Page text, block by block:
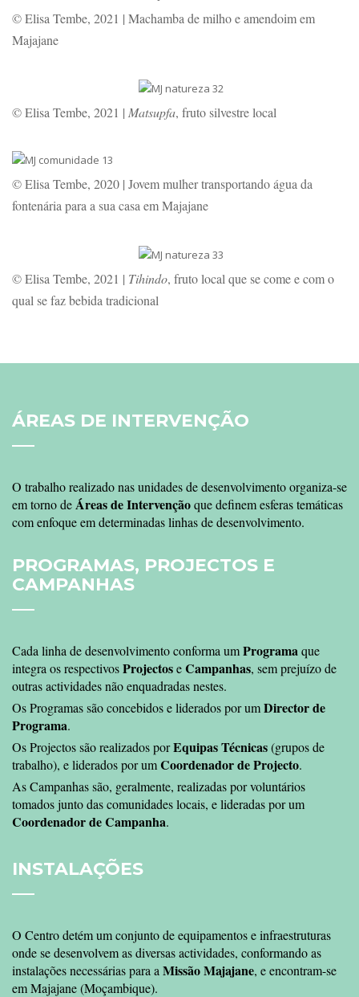
© Elisa Tembe, 2021 | Machamba de milho e amendoim em
Majajane
© Elisa Tembe, 2021 | Matsupfa, fruto silvestre local
© Elisa Tembe, 2020 | Jovem mulher transportando água da
fontenária para a sua casa em Majajane
© Elisa Tembe, 2021 | Tihindo, fruto local que se come e com o
qual se faz bebida tradicional
ÁREAS DE INTERVENÇÃO
O trabalho realizado nas unidades de desenvolvimento organiza-se
em torno de Áreas de Intervençãoque definem esferas temáticas
com enfoque em determinadas linhas de desenvolvimento.
PROGRAMAS, PROJECTOS E
CAMPANHAS
Cada linha de desenvolvimento conforma umPrograma que
integra os respectivosProjectoseCampanhas, sem prejuízo de
outras actividades não enquadradas nestes.
Os Programas são concebidos e liderados por umDirector de
Programa.
Os Projectos são realizados porEquipas Técnicas(grupos de
trabalho), e liderados por umCoordenador de Projecto.
As Campanhas são, geralmente, realizadas por voluntários
tomados junto das comunidades locais, e lideradas por um
Coordenador de Campanha.
INSTALAÇÕES
O Centro detém um conjunto de equipamentos e infraestruturas
onde se desenvolvem as diversas actividades, conformando as
instalações necessárias para a Missão Majajane, e encontram-se
em Majajane (Moçambique).